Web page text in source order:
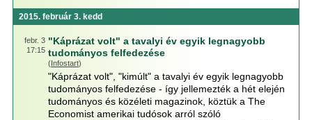
2015. február 3. kedd
febr. 3
17:15
"Káprázat volt" a tavalyi év egyik legnagyobb
tudományos felfedezése
(Infostart)
"Káprázat volt", "kimúlt" a tavalyi év egyik legnagyobb
tudományos felfedezése - így jellemezték a hét elején
tudományos és közéleti magazinok, köztük a The
Economist amerikai tudósok arról szóló